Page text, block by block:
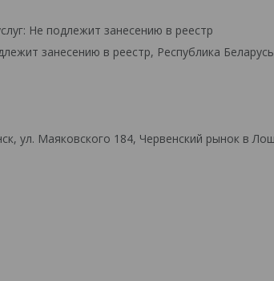
Не подлежит занесению в реестр
занесению в реестр, Республика Беларусь
ул. Маяковского 184, Червенский рынок в